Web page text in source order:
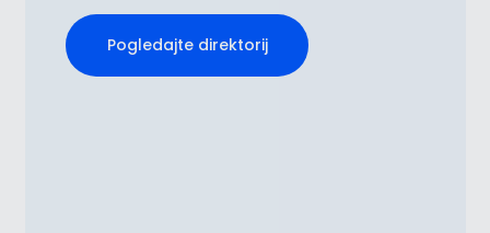
Pogledajte direktorij